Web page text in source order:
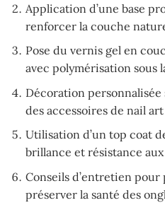
Application d’une base
renforcer la couche
Pose du vernis gel en
avec polymérisation sous
Décoration
des accessoires de nail
Utilisation d’un top coat
brillance et résistance
Conseils d’entretien
préserver la santé des